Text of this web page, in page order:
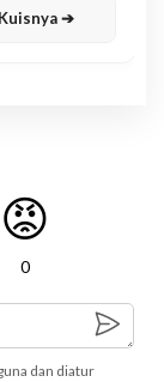
➔
😡
0
dan diatur